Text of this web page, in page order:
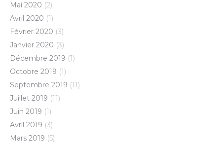
Mai 2020 (2)
Avril 2020 (1)
Février 2020 (3)
Janvier 2020 (3)
Décembre 2019 (1)
Octobre 2019 (1)
Septembre 2019 (11)
Juillet 2019 (11)
Juin 2019 (1)
Avril 2019 (3)
Mars 2019 (5)